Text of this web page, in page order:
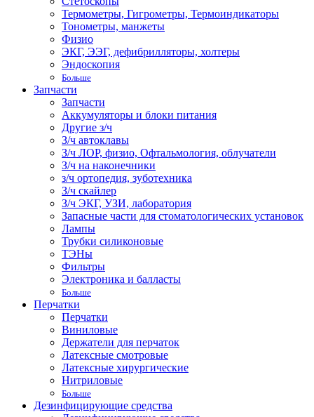
Термометры, Гигрометры, Термоиндикаторы
Тонометры, манжеты
Физио
ЭКГ, ЭЭГ, дефибрилляторы, холтеры
Эндоскопия
Больше
Запчасти
Запчасти
Аккумуляторы и блоки питания
Другие з/ч
З/ч автоклавы
З/ч ЛОР, физио, Офтальмология, облучатели
З/ч на наконечники
з/ч ортопедия, зуботехника
З/ч скайлер
З/ч ЭКГ, УЗИ, лаборатория
Запасные части для стоматологических установок
Лампы
Трубки силиконовые
ТЭНы
Фильтры
Электроника и балласты
Больше
Перчатки
Перчатки
Виниловые
Держатели для перчаток
Латексные смотровые
Латексные хирургические
Нитриловые
Больше
Дезинфицирующие средства